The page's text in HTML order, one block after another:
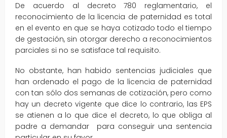
De acuerdo al decreto 780 reglamentario, el
reconocimiento de la licencia de paternidad es total
en el evento en que se haya cotizado todo el tiempo
de gestación, sin otorgar derecho a reconocimientos
parciales si no se satisface tal requisito.
No obstante, han habido sentencias judiciales que
han ordenado el pago de la licencia de paternidad
con tan sólo dos semanas de cotización, pero como
hay un decreto vigente que dice lo contrario, las EPS
se atienen a lo que dice el decreto, lo que obliga al
padre a demandar para conseguir una sentencia